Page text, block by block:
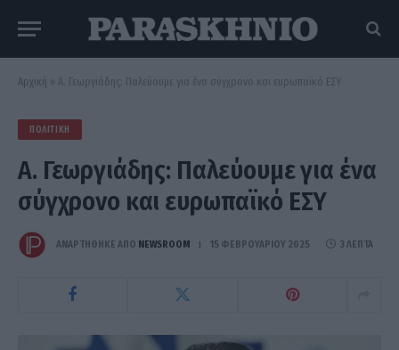
Αρχική » Α. Γεωργιάδης: Παλεύουμε για ένα σύγχρονο και ευρωπαϊκό ΕΣΥ
ΠΟΛΙΤΙΚΉ
Α. Γεωργιάδης: Παλεύουμε για ένα
σύγχρονο και ευρωπαϊκό ΕΣΥ
ΑΝΑΡΤΗΘΗΚΕ ΑΠΟ NEWSROOM 15 ΦΕΒΡΟΥΑΡΊΟΥ 2025 3 ΛΕΠΤΆ